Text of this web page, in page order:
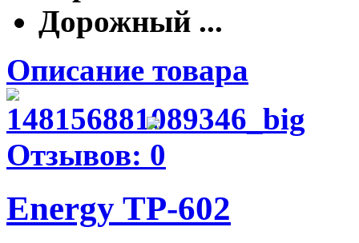
Дорожный ...
Описание товара
Отзывов: 0
Energy TP-602